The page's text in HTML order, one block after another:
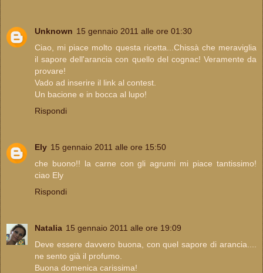
Unknown 15 gennaio 2011 alle ore 01:30
Ciao, mi piace molto questa ricetta...Chissà che meraviglia
il sapore dell'arancia con quello del cognac! Veramente da
provare!
Vado ad inserire il link al contest.
Un bacione e in bocca al lupo!
Rispondi
Ely 15 gennaio 2011 alle ore 15:50
che buono!! la carne con gli agrumi mi piace tantissimo!
ciao Ely
Rispondi
Natalia 15 gennaio 2011 alle ore 19:09
Deve essere davvero buona, con quel sapore di arancia....
ne sento già il profumo.
Buona domenica carissima!